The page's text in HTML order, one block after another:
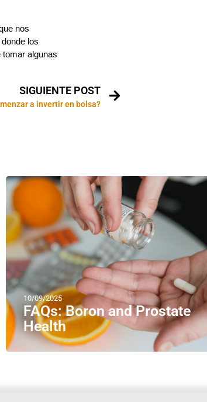
nos
los
algunas
SIGUIENTE POST
a invertir en bolsa?
10/09/2025
FAQs: Boron and Prostate
Health